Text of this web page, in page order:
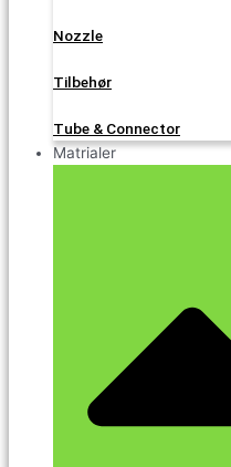
Nozzle
Tilbehør
Tube & Connector
Matrialer